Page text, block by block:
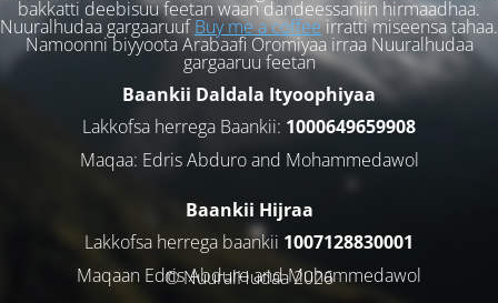
bakkatti deebisuu feetan waan dandeessaniin hirmaadhaa.
Nuuralhudaa gargaaruufBuy me a coffeeirratti miseensa tahaa.
Namoonni biyyoota Arabaafi Oromiyaa irraa Nuuralhudaa
gargaaruu feetan
Baankii Daldala Ityoophiyaa
Lakkofsa herrega Baankii: 1000649659908
Maqaa: Edris Abduro and Mohammedawol
Baankii Hijraa
Lakkofsa herrega baankii 1007128830001
Maqaan Edris Abduro and Muhammedawol
© NuuralHudaa 2026